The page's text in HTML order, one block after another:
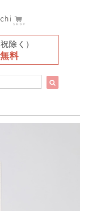
除く）
料